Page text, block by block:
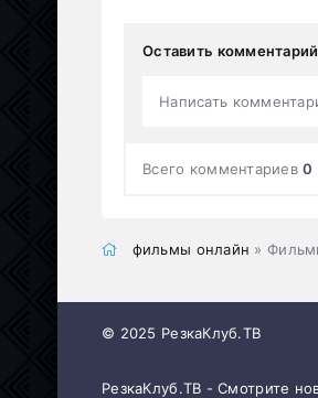
Оставить комментарий
Написать
Всего комментариев0
фильмы онлайн »
© 2025 РезкаКлуб.ТВ
РезкаКлуб.ТВ - Смотрите